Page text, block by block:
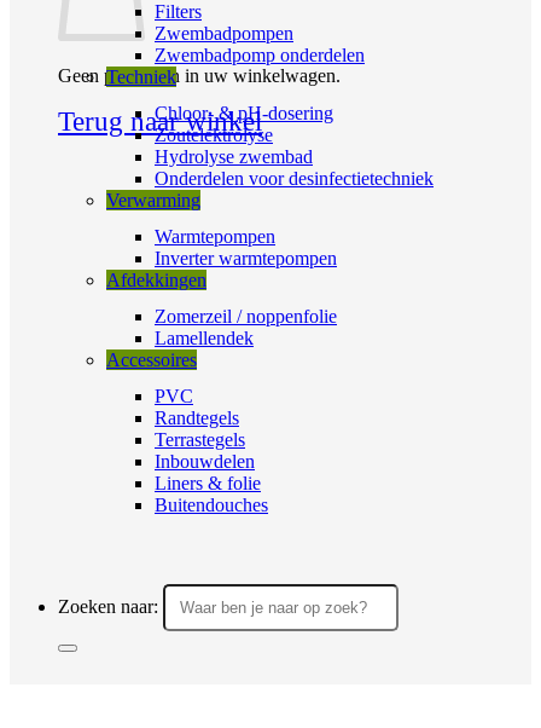
Geen producten in uw winkelwagen.
Terug naar winkel
Filters
Zwembadpompen
Zwembadpomp onderdelen
Techniek
Chloor- & pH-dosering
Zoutelektrolyse
Hydrolyse zwembad
Onderdelen voor desinfectietechniek
Verwarming
Warmtepompen
Inverter warmtepompen
Afdekkingen
Zomerzeil / noppenfolie
Lamellendek
Accessoires
PVC
Randtegels
Terrastegels
Inbouwdelen
Liners & folie
Buitendouches
Zoeken naar: